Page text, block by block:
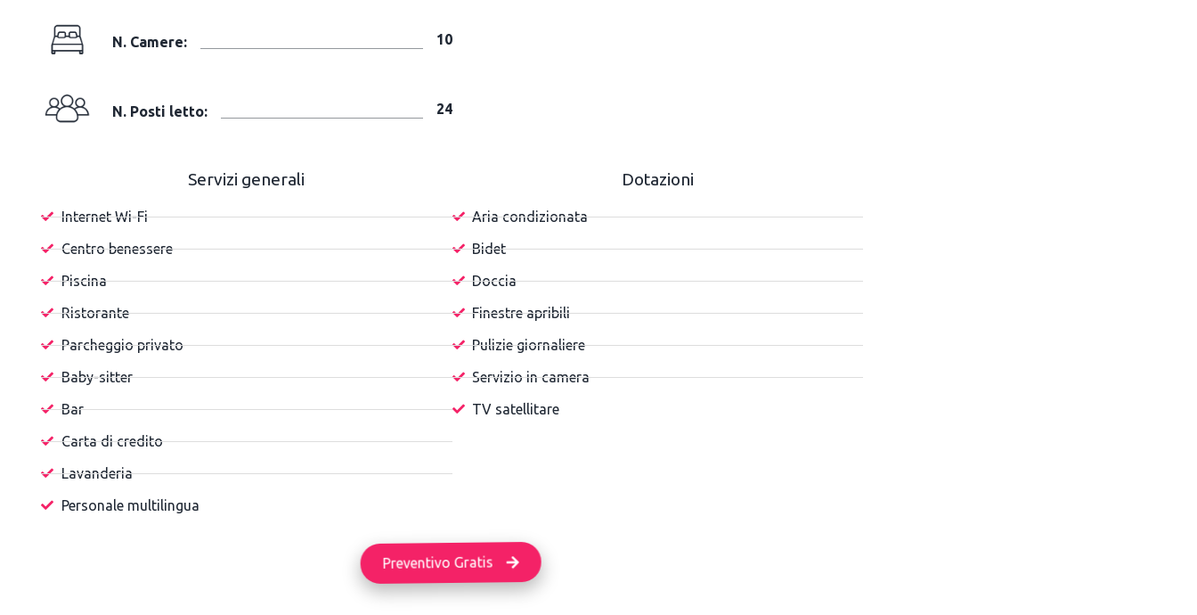
N. Camere: 10
N. Posti letto: 24
Servizi generali
Internet Wi-Fi
Centro benessere
Piscina
Ristorante
Parcheggio privato
Baby-sitter
Bar
Carta di credito
Lavanderia
Personale multilingua
Dotazioni
Aria condizionata
Bidet
Doccia
Finestre apribili
Pulizie giornaliere
Servizio in camera
TV satellitare
Preventivo Gratis